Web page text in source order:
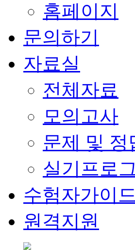
홈페이지
문의하기
자료실
전체자료
모의고사
문제 및 정
실기프로
수험자가이드
원격지원